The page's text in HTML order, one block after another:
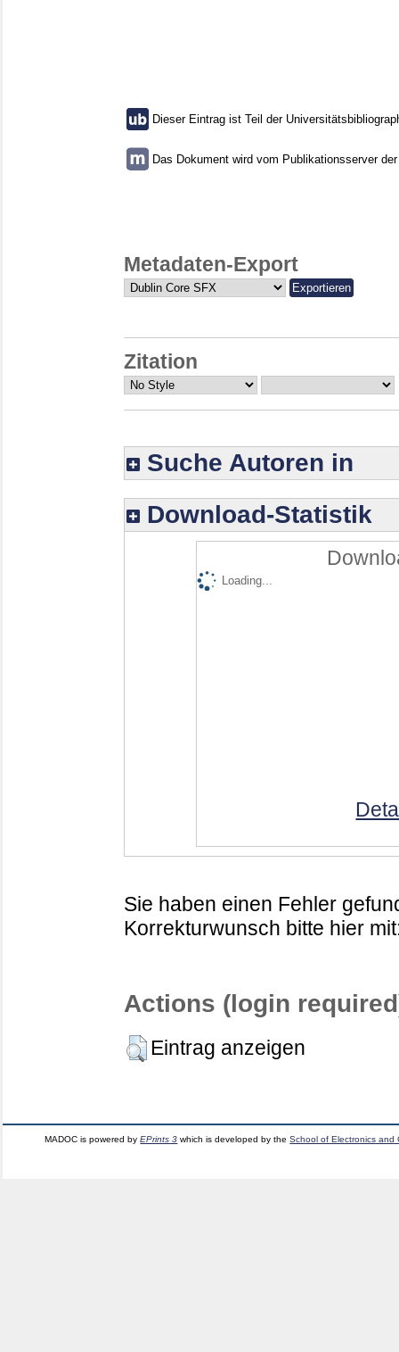
Dieser Eintrag ist Teil der
Das Dokument wird vom Publikationsserver
Metadaten-Export
Zitation
Suche Autoren in
Download-Statistik
Loading...
Sie haben einen Fehler
Korrekturwunsch bitte hier
Actions (login
Eintrag anzeigen
MADOC is powered byEPrints 3 which is developed by theSchool of Electronics and